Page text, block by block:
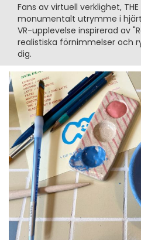
Fans av virtuell verklighet,
monumentalt utrymme i
VR-upplevelse inspirerad av
realistiska förnimmelser och
dig.